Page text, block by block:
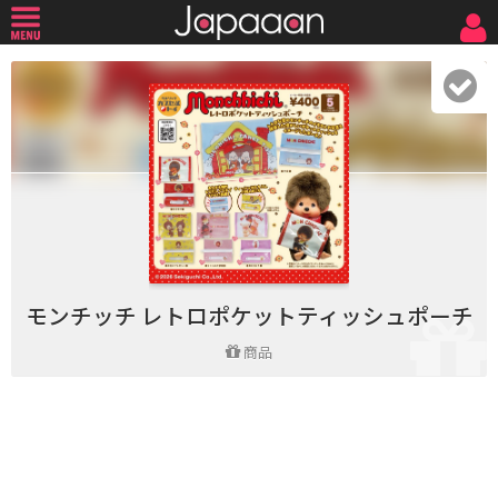
モンチッチ レトロポケットティッシュポーチ
商品